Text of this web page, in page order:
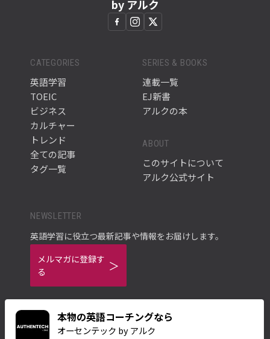
本物の英語コーチングなら
オーセンテック by アルク
by アルク
CATEGORIES
英語学習
TOEIC
ビジネス
カルチャー
トレンド
全ての記事
タグ一覧
SERIES & BOOKS
連載一覧
EJ新書
アルクの本
ABOUT
このサイトについて
アルク公式サイト
NEWSLETTER
英語学習に役立つ最新記事や情報をお届けします。
メルマガに登録す
る